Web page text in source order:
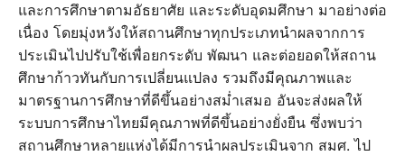
และการศึกษาตามอัธยาศัย และระดับอุดมศึกษา มาอย่างต่อ
เนื่อง โดยมุ่งหวังให้สถานศึกษาทุกประเภทนำผลจากการ
ประเมินไปปรับใช้เพื่อยกระดับ พัฒนา และต่อยอดให้สถาน
ศึกษาก้าวทันกับการเปลี่ยนแปลง รวมถึงมีคุณภาพและ
มาตรฐานการศึกษาที่ดีขึ้นอย่างสม่ำเสมอ อันจะส่งผลให้
ระบบการศึกษาไทยมีคุณภาพที่ดีขึ้นอย่างยั่งยืน ซึ่งพบว่า
สถานศึกษาหลายแห่งได้มีการนำผลประเมินจาก สมศ. ไป